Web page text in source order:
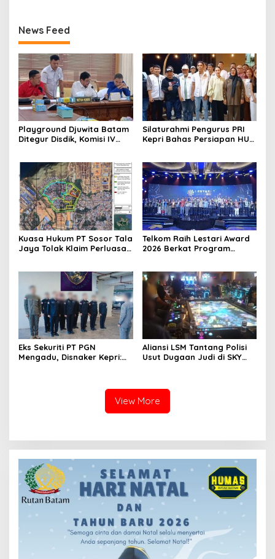
News Feed
Playground Djuwita Batam
Ditegur Disdik, Komisi IV
Silaturahmi Pengurus PRI
Kepri Bahas Persiapan HUT
Kuasa Hukum PT Sosor Tala
Jaya Tolak Klaim Perluasan
Telkom Raih Lestari Award
2026 Berkat Program
Eks Sekuriti PT PGN
Mengadu, Disnaker Kepri:
Aliansi LSM Tantang Polisi
Usut Dugaan Judi di SKY
View More